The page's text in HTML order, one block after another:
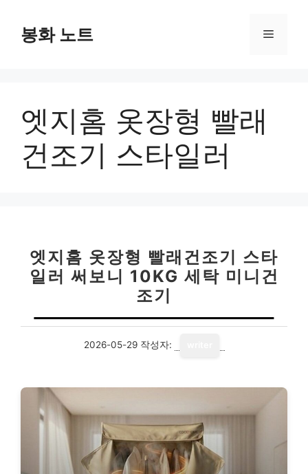
봉화 노트 메
엣지홈 옷장형 빨래
건조기 스타일러
엣지홈 옷장형 빨래건조기 스타
일러 써보니 10KG 세탁 미니건
조기
2026-05-29 작성자: